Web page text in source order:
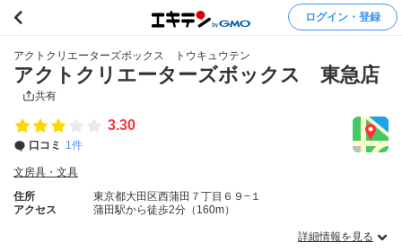
ログイン・登録
アクトクリエーターズボックス トウキュウテン
アクトクリエーターズボックス 東急店
共有
3.30
口コミ 1件
文房具・文具
住所
東京都大田区西蒲田７丁目６９−１
アクセス
蒲田駅から徒歩2分（160m）
詳細情報を見る